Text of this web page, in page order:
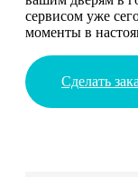
сервисом уже
моменты в
Сделать